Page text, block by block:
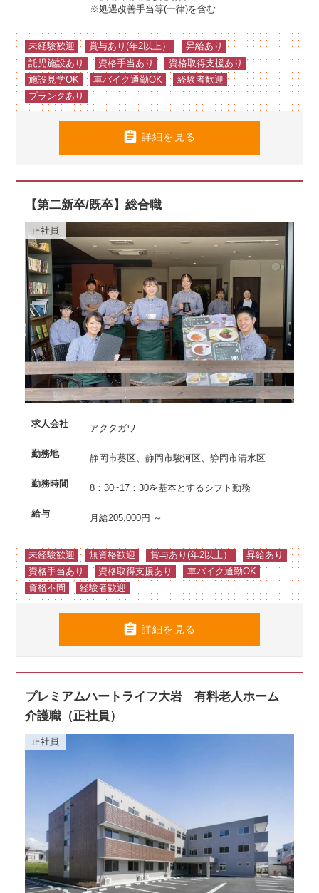
※処遇改善手当等(一律)を含む
未経験歓迎 賞与あり(年2以上）
昇給あり
託児施設あり
資格手当あり
資格取得支援あり
施設見学OK
車バイク通勤OK
経験者歓迎
ブランクあり
 詳細を見る
【第二新卒/既卒】総合職
正社員
求人会社 アクタガワ
勤務地 静岡市葵区、静岡市駿河区、静岡市清水区
勤務時間 8：30~17：30を基本とするシフト勤務
給与 月給205,000円 ～
未経験歓迎 無資格歓迎 賞与あり(年2以上）
昇給あり
資格手当あり
資格取得支援あり
車バイク通勤OK
資格不問
経験者歓迎
 詳細を見る
プレミアムハートライフ大岩 有料老人ホーム
介護職（正社員）
正社員